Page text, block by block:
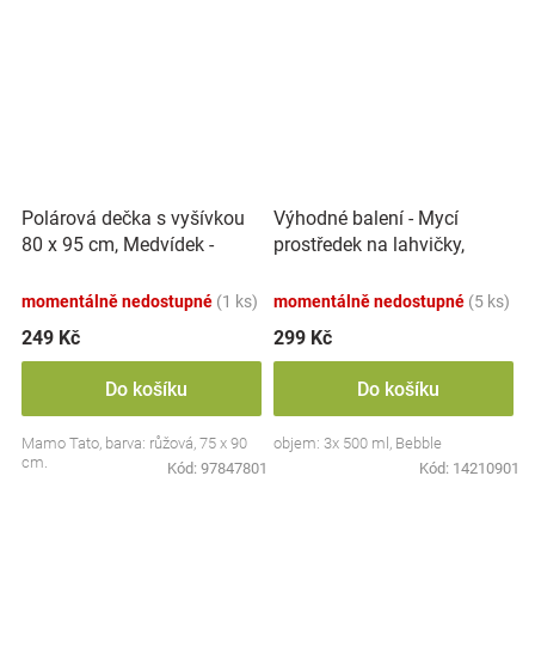
Polárová dečka s vyšívkou
80 x 95 cm, Medvídek -
momentálně nedostupné (1 ks)
249 Kč
Do košíku
Mamo Tato, barva: růžová, 75 x 90
cm.
Kód: 97847801
Výhodné balení - Mycí
prostředek na lahvičky,
momentálně nedostupné (5 ks)
299 Kč
Do košíku
objem: 3x 500 ml, Bebble
Kód: 14210901